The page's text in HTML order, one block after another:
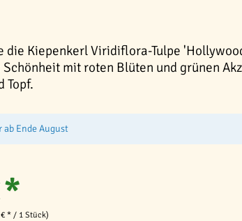
die Kiepenkerl Viridiflora-Tulpe
mit roten Blüten und grünen
Topf.
ab Ende August
*
* / 1 Stück)